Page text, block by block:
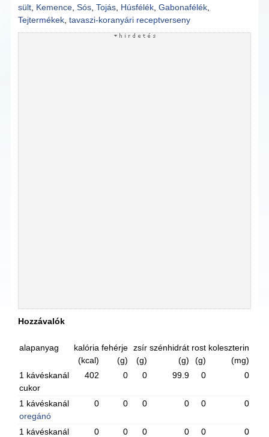
sült Kemence ,Sós ,Tojás Húsfélék ,Gabonafélék
Tejtermékek ,tavaszi-koranyári receptverseny
Hozzávalók
alapanyag
kalória
(kcal)
fehérje
(g)
zsír
(g)
szénhidrát
(g)
rost
(g)
koleszterin
(mg)
1 kávéskanál
cukor
402 0 0 99.9 0 0
1 kávéskanál
oregánó
0 0 0 0 0 0
1 kávéskanál
0 0 0 0 0 0